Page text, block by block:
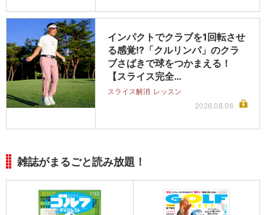
インパクトでクラブを1回転させ
る感覚!?「クルリンパ」のクラ
ブさばきで球をつかまえる！
【スライス完全…
スライス解消 レッスン
2026.08.06
雑誌がまるごと読み放題！